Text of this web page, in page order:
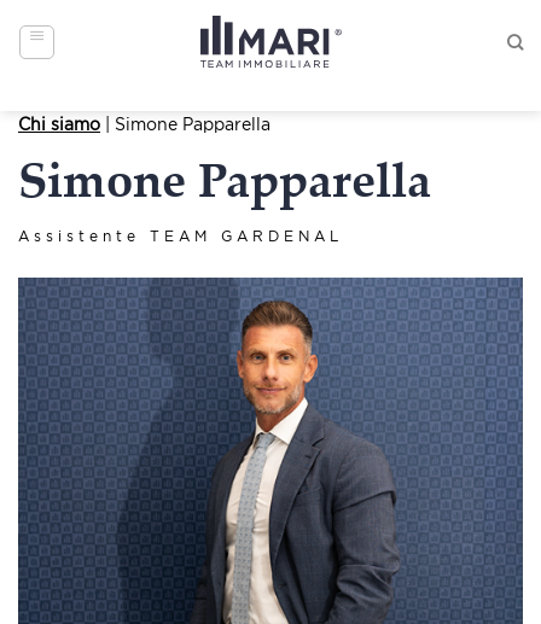
content
Chi siamo | Simone Papparella
Simone Papparella
Assistente TEAM GARDENAL